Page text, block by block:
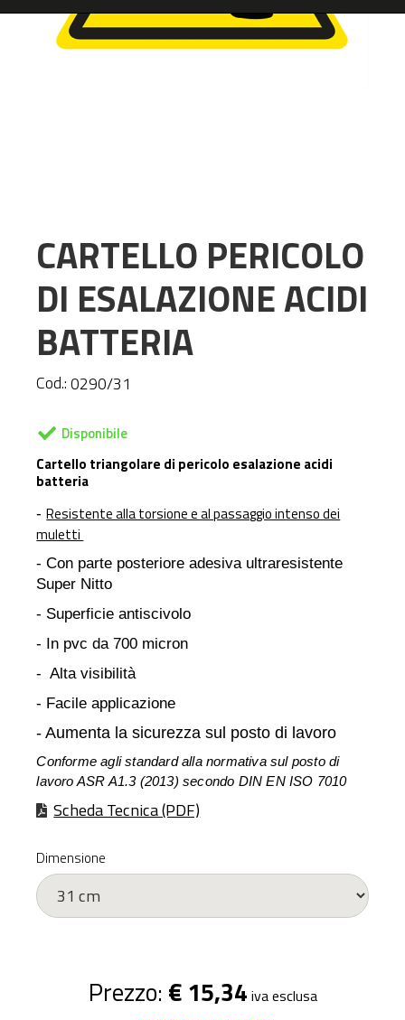
CARTELLO PERICOLO
DI ESALAZIONE ACIDI
BATTERIA
Cod.:0290/31
Disponibile
Cartello triangolare di pericolo esalazione acidi
batteria
-Resistente alla torsione e al passaggio intenso dei
muletti
- Con parte posteriore adesiva ultraresistente
Super Nitto
- Superficie antiscivolo
- In pvc da 700 micron
- Alta visibilità
- Facile applicazione
- Aumenta la sicurezza sul posto di lavoro
Conforme agli standard alla normativa sul posto di
lavoro ASR A1.3 (2013) secondo DIN EN ISO 7010
Scheda Tecnica (PDF)
Dimensione
Prezzo: € 15,34 iva esclusa